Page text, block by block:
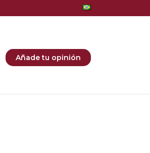
Añade tu opinión